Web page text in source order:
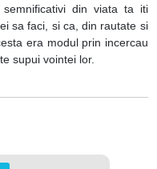
din viata ta iti
sa faci, si ca, din rautate si
era modul prin incercau
supui vointei lor.